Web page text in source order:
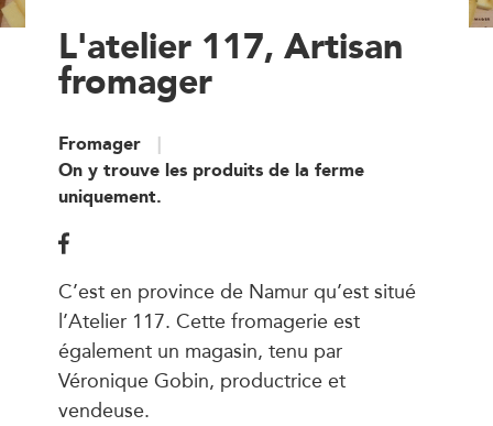
L'atelier 117, Artisan
fromager
Fromager
On y trouve les produits de la ferme
uniquement.
C’est en province de Namur qu’est situé
l’Atelier 117. Cette fromagerie est
également un magasin, tenu par
Véronique Gobin, productrice et
vendeuse.